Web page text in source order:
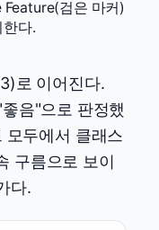
검은 마커)
한다.
로 이어진다.
음"으로 판정했
모두에서 클래스
구름으로 보이
다.